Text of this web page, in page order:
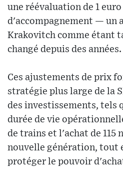
une réévaluation de 1
d'accompagnement — un
Krakovitch comme étant
changé depuis des années.
Ces ajustements de prix
stratégie plus large de la
des investissements, tels
durée de vie
de trains et l'achat de 115
nouvelle génération, tout
protéger le pouvoir